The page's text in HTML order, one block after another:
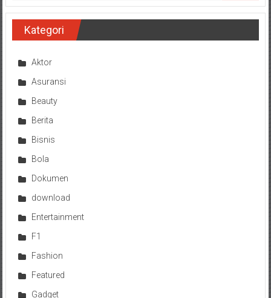
Kategori
Aktor
Asuransi
Beauty
Berita
Bisnis
Bola
Dokumen
download
Entertainment
F1
Fashion
Featured
Gadget